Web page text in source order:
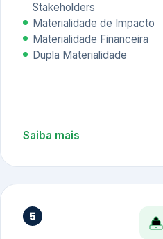
Stakeholders
Materialidade de Impacto
Materialidade Financeira
Dupla Materialidade
Saiba mais
5